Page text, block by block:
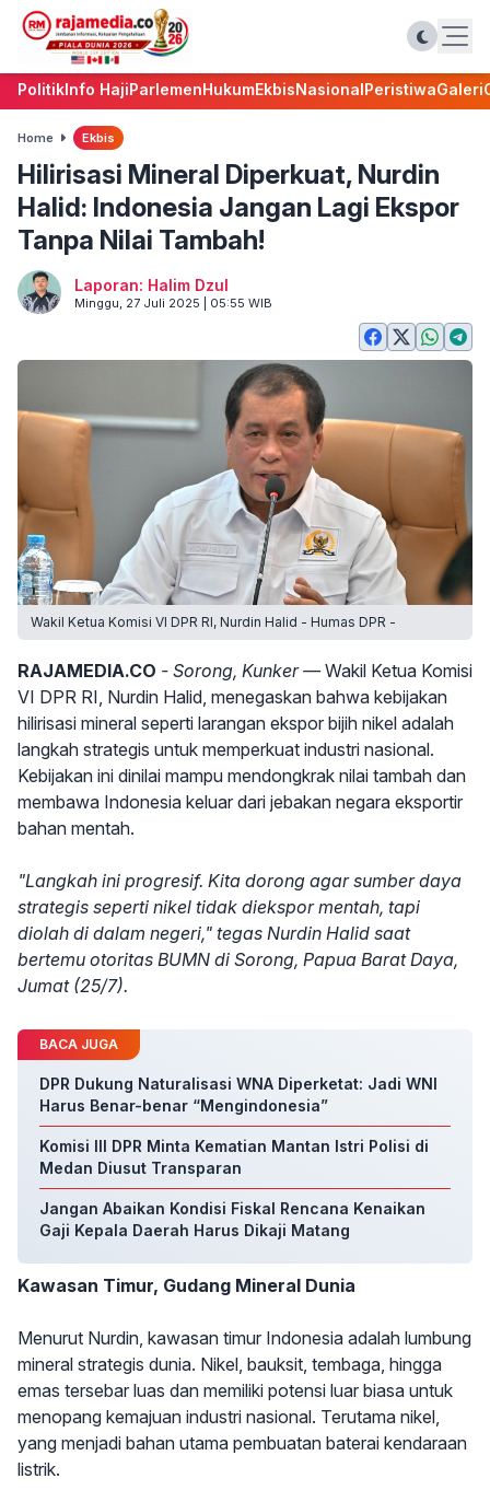
PolitikInfo HajiParlemenHukumEkbisNasionalPeristiwaGaleri
Home Ekbis
Hilirisasi Mineral Diperkuat, Nurdin
Halid: Indonesia Jangan Lagi Ekspor
Tanpa Nilai Tambah!
Laporan: Halim Dzul
Minggu, 27 Juli 2025 | 05:55 WIB
Wakil Ketua Komisi VI DPR RI, Nurdin Halid - Humas DPR -
RAJAMEDIA.CO - Sorong, Kunker —Wakil Ketua Komisi
VI DPR RI, Nurdin Halid, menegaskan bahwa kebijakan
hilirisasi mineral seperti larangan ekspor bijih nikel adalah
langkah strategis untuk memperkuat industri nasional.
Kebijakan ini dinilai mampu mendongkrak nilai tambah dan
membawa Indonesia keluar dari jebakan negara eksportir
bahan mentah.
"Langkah ini progresif. Kita dorong agar sumber daya
strategis seperti nikel tidak diekspor mentah, tapi
diolah di dalam negeri," tegas Nurdin Halid saat
bertemu otoritas BUMN di Sorong, Papua Barat Daya,
Jumat (25/7).
BACA JUGA
DPR Dukung Naturalisasi WNA Diperketat: Jadi WNI
Harus Benar-benar “Mengindonesia”
Komisi III DPR Minta Kematian Mantan Istri Polisi di
Medan Diusut Transparan
Jangan Abaikan Kondisi Fiskal Rencana Kenaikan
Gaji Kepala Daerah Harus Dikaji Matang
Kawasan Timur, Gudang Mineral Dunia
Menurut Nurdin, kawasan timur Indonesia adalah lumbung
mineral strategis dunia. Nikel, bauksit, tembaga, hingga
emas tersebar luas dan memiliki potensi luar biasa untuk
menopang kemajuan industri nasional. Terutama nikel,
yang menjadi bahan utama pembuatan baterai kendaraan
listrik.